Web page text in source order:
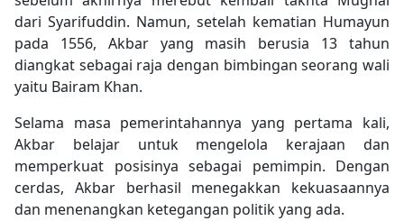
dari Syarifuddin. Namun, setelah kematian Humayun
pada 1556, Akbar yang masih berusia 13 tahun
diangkat sebagai raja dengan bimbingan seorang wali
yaitu Bairam Khan.
Selama masa pemerintahannya yang pertama kali,
Akbar belajar untuk mengelola kerajaan dan
memperkuat posisinya sebagai pemimpin. Dengan
cerdas, Akbar berhasil menegakkan kekuasaannya
dan menenangkan ketegangan politik yang ada.